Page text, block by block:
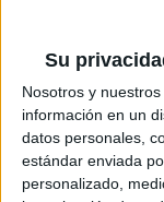
Su
Nosotros y nuestros
información en un
datos personales,
estándar enviada
personalizado,